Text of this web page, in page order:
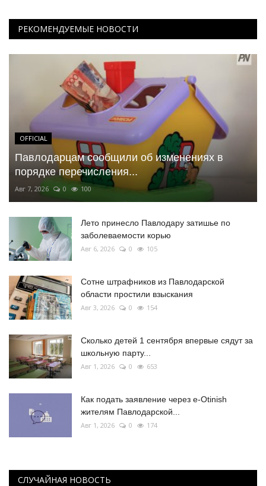
РЕКОМЕНДУЕМЫЕ НОВОСТИ
OFFICIAL
Павлодарцам сообщили об изменениях в
порядке перечисления...
Авг 7, 2026 0 100
Лето принесло Павлодару затишье по
заболеваемости корью
Авг 6, 2026 0 105
Сотне штрафников из Павлодарской
области простили взыскания
Авг 3, 2026 0 154
Сколько детей 1 сентября впервые сядут за
школьную парту...
Авг 1, 2026 0 653
Как подать заявление через e-Otinish
жителям Павлодарской...
Авг 1, 2026 0 174
СЛУЧАЙНАЯ НОВОСТЬ